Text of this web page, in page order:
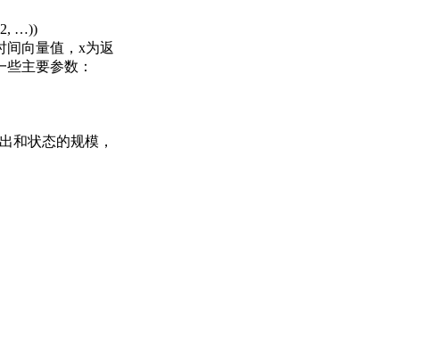
2, …))
间向量值，x为返
主要参数：
和状态的规模，